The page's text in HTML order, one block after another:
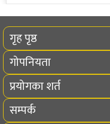
गृह पृष्ठ
गोपनियता
प्रयोगका शर्त
सम्पर्क